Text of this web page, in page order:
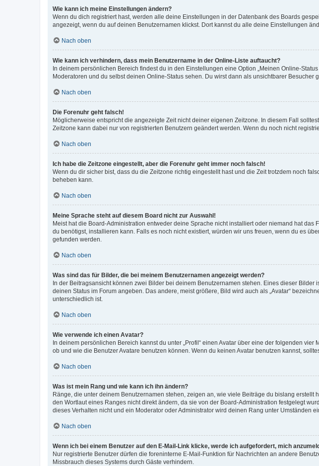
Wie kann ich meine Einstellungen ändern?
Wenn du dich registriert hast, werden alle deine Einstellungen in der Datenbank des Boards
angezeigt, wenn du auf deinen Benutzernamen klickst. Dort kannst du alle deine Einstellungen
Nach oben
Wie kann ich verhindern, dass mein Benutzername in der Online-Liste auftaucht?
In deinem persönlichen Bereich findest du in den Einstellungen eine Option „Meinen Online-
Moderatoren und du selbst deinen Online-Status sehen. Du wirst dann als unsichtbarer Besucher
Nach oben
Die Forenuhr geht falsch!
Möglicherweise entspricht die angezeigte Zeit nicht deiner eigenen Zeitzone. In diesem Fall
Zeitzone kann dabei nur von registrierten Benutzern geändert werden. Wenn du noch nicht
Nach oben
Ich habe die Zeitzone eingestellt, aber die Forenuhr geht immer noch falsch!
Wenn du dir sicher bist, dass du die Zeitzone richtig eingestellt hast und die Zeit trotzdem noch
beheben kann.
Nach oben
Meine Sprache steht auf diesem Board nicht zur Auswahl!
Meist hat die Board-Administration entweder deine Sprache nicht installiert oder niemand hat
du benötigst, installieren kann. Falls es noch nicht existiert, würden wir uns freuen, wenn du es
gefunden werden.
Nach oben
Was sind das für Bilder, die bei meinem Benutzernamen angezeigt werden?
In der Beitragsansicht können zwei Bilder bei deinem Benutzernamen stehen. Eines dieser
deinen Status im Forum angeben. Das andere, meist größere, Bild wird auch als „Avatar“
unterschiedlich ist.
Nach oben
Wie verwende ich einen Avatar?
In deinem persönlichen Bereich kannst du unter „Profil“ einen Avatar über eine der folgenden
ob und wie die Benutzer Avatare benutzen können. Wenn du keinen Avatar benutzen kannst,
Nach oben
Was ist mein Rang und wie kann ich ihn ändern?
Ränge, die unter deinem Benutzernamen stehen, zeigen an, wie viele Beiträge du bislang
den Wortlaut eines Ranges nicht direkt ändern, da sie von der Board-Administration festgelegt
dieses Verhalten nicht und ein Moderator oder Administrator wird deinen Rang unter Umständen
Nach oben
Wenn ich bei einem Benutzer auf den E-Mail-Link klicke, werde ich aufgefordert, mich
Nur registrierte Benutzer dürfen die foreninterne E-Mail-Funktion für Nachrichten an andere
Missbrauch dieses Systems durch Gäste verhindern.